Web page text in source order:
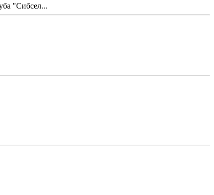
"Сибсел...